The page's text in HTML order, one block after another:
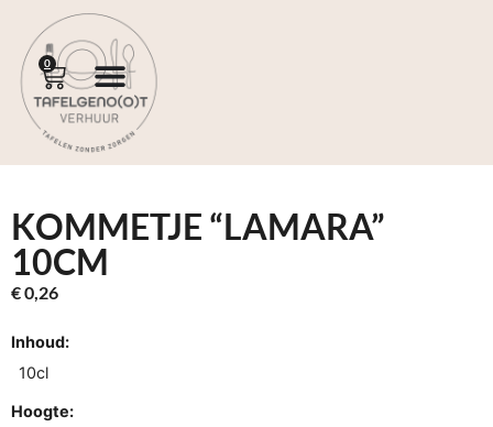
0
KOMMETJE “LAMARA”
10CM
€0,26
Inhoud:
10cl
Hoogte: